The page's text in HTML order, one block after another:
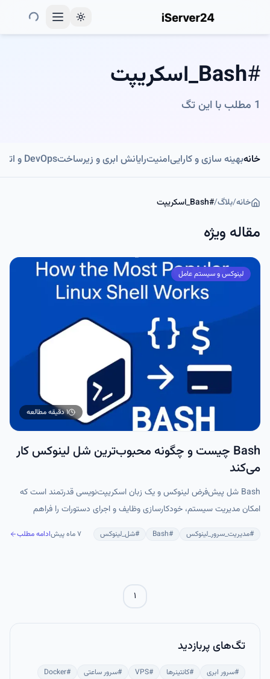
Toggle theme
#Bash_اسکریپت
1 مطلب با این تگ
خانهبهینه سازی و کاراییامنیترایانش ابری و زیرساختDevOps و اتوماسیون
خانه/بلاگ/
#Bash_اسکریپت
مقاله ویژه
لینوکس و سیستم عامل
۱ دقیقه مطالعه
Bash چیست و چگونه محبوب‌ترین شل لینوکس کار
می‌کند
Bash شل پیش‌فرض لینوکس و یک زبان اسکریپت‌نویسی قدرتمند است که
امکان مدیریت سیستم، خودکارسازی وظایف و اجرای دستورات را فراهم
#مدیریت_سرور_لینوکس #
Bash
#شل_لینوکس ۷ ماه پیش ادامه مطلب
۱
تگ‌های پربازدید
#سرور ابری #کانتینرها #
VPS
#سرور ساعتی #
Docker